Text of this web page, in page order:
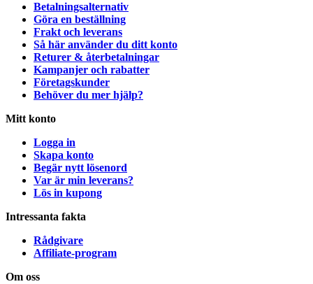
Betalningsalternativ
Göra en beställning
Frakt och leverans
Så här använder du ditt konto
Returer & återbetalningar
Kampanjer och rabatter
Företagskunder
Behöver du mer hjälp?
Mitt konto
Logga in
Skapa konto
Begär nytt lösenord
Var är min leverans?
Lös in kupong
Intressanta fakta
Rådgivare
Affiliate-program
Om oss